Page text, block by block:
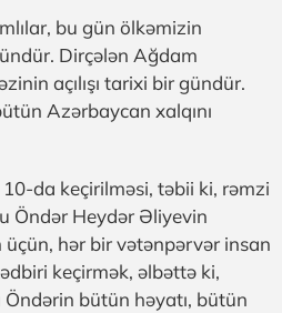
bu gün ölkəmizin
Dirçələn Ağdam
açılışı tarixi bir gündür.
Azərbaycan xalqını
da keçirilməsi, təbii ki, rəmzi
Öndər Heydər Əliyevin
hər bir vətənpərvər insan
keçirmək, əlbəttə ki,
Öndərin bütün həyatı, bütün